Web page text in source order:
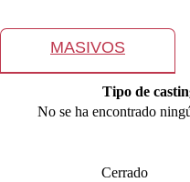
MASIVOS
Tipo de
No se ha encontrado
Cerrado